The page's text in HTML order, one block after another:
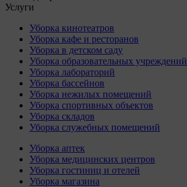
Услуги
Уборка кинотеатров
Уборка кафе и ресторанов
Уборка в детском саду
Уборка образовательных учреждений
Уборка лабораторий
Уборка бассейнов
Уборка нежилых помещений
Уборка спортивных объектов
Уборка складов
Уборка служебных помещений
Уборка аптек
Уборка медицинских центров
Уборка гостиниц и отелей
Уборка магазина